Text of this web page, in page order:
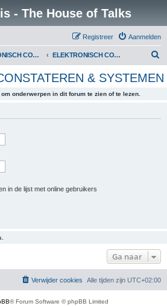
- The House of Talks
Aanmelden
Registreer
ELEKTRONISCH CONSTATEREN & SYSTEMEN ELEKTRONISCH CONSTATEREN & SYSTEMEN
e
& SYSTEMEN
onderwerpen in dit forum te zien of te lezen.
in de lijst met online gebruikers
Ga naar
Alle tijden zijn UTC+02:00
Verwijder cookies
® Forum Software © phpBB Limited